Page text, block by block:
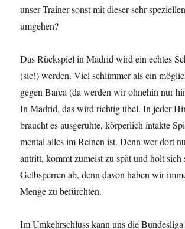
unser Trainer sonst mit dieser sehr
umgehen?
Das Rückspiel in Madrid wird ein echtes
(sic!) werden. Viel schlimmer als ein
gegen Barca (da werden wir ohnehin nur
In Madrid, das wird richtig übel. In jeder
braucht es ausgeruhte, körperlich intakte
mental alles im Reinen ist. Denn wer dort
antritt, kommt zumeist zu spät und holt sich
Gelbsperren ab, denn davon haben wir
Menge zu befürchten.
Im Umkehrschluss kann uns die